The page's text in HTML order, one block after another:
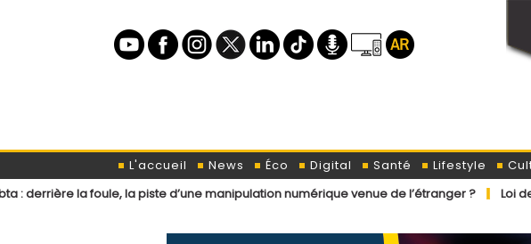
L'accueil News Éco Digital Santé Lifestyle
la piste d’une manipulation numérique venue de l’étranger ?
Loi de finances